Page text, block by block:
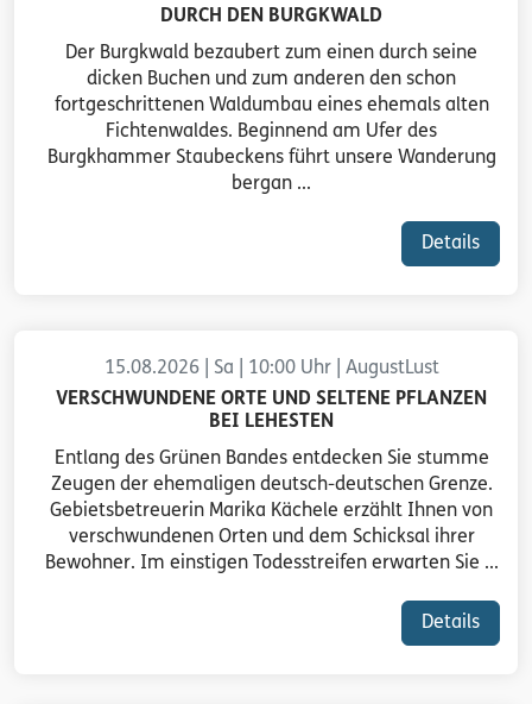
DURCH DEN BURGKWALD
Der Burgkwald bezaubert zum einen durch seine
dicken Buchen und zum anderen den schon
fortgeschrittenen Waldumbau eines ehemals alten
Fichtenwaldes. Beginnend am Ufer des
Burgkhammer Staubeckens führt unsere Wanderung
bergan ...
Details
15.08.2026 | Sa | 10:00 Uhr | AugustLust
VERSCHWUNDENE ORTE UND SELTENE PFLANZEN
BEI LEHESTEN
Entlang des Grünen Bandes entdecken Sie stumme
Zeugen der ehemaligen deutsch-deutschen Grenze.
Gebietsbetreuerin Marika Kächele erzählt Ihnen von
verschwundenen Orten und dem Schicksal ihrer
Bewohner. Im einstigen Todesstreifen erwarten Sie ...
Details